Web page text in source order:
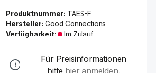
Produktnummer: TAES-F
Hersteller: Good Connections
Verfügbarkeit:
Im Zulauf
Für Preisinformationen
bitte hier anmelden.